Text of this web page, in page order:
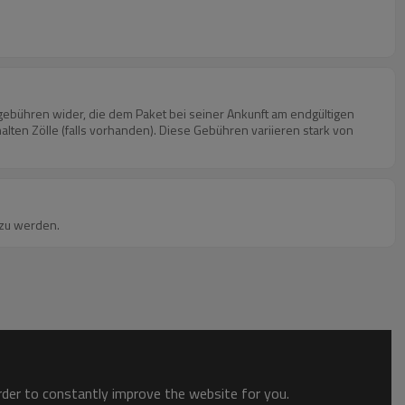
Zölle (falls vorhanden). Diese Gebühren variieren stark von
zu werden.
to constantly improve the website for you.